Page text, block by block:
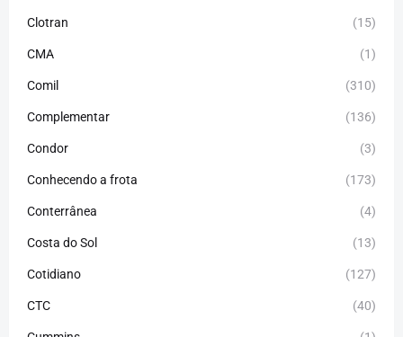
Clotran (15)
CMA (1)
Comil (310)
Complementar (136)
Condor (3)
Conhecendo a frota (173)
Conterrânea (4)
Costa do Sol (13)
Cotidiano (127)
CTC (40)